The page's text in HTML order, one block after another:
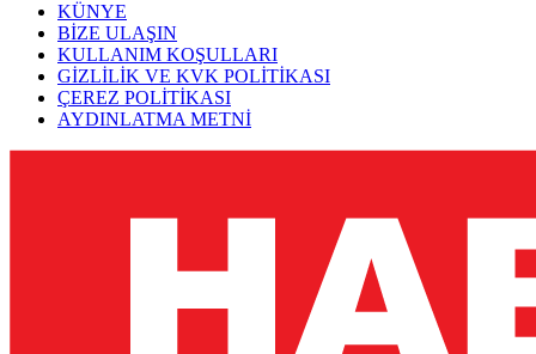
KÜNYE
BİZE ULAŞIN
KULLANIM KOŞULLARI
GİZLİLİK VE KVK POLİTİKASI
ÇEREZ POLİTİKASI
AYDINLATMA METNİ